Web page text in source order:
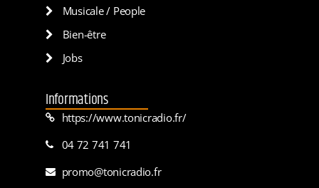
Musicale / People
Bien-être
Jobs
Informations
https://www.tonicradio.fr/
04 72 741 741
promo@tonicradio.fr